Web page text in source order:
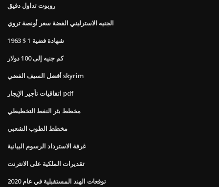
روبوت تداول دقيق
الجنيه الاسترليني الفضة سعر أونصة تروي
1963 $ 1 شهادة فضية
كم جنيه إلى 100 دولار
أفضل السيف الفضي skyrim
اتفاقيات تأجير الإيجار pdf
مخطط بئر النفط التخطيطي
مخطط الطوب الشعبي
غرفة الاسترداد الرسوم البيانية
تقديرات الملكية على الانترنت
توقعات الهند المستقبلية في عام 2020